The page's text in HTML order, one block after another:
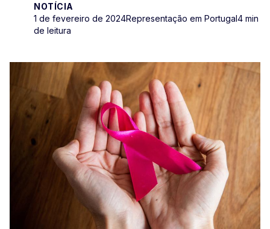
NOTÍCIA
1 de fevereiro de 2024Representação em Portugal4 min
de leitura